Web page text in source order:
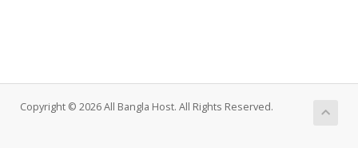
Copyright © 2026 All Bangla Host. All Rights Reserved.